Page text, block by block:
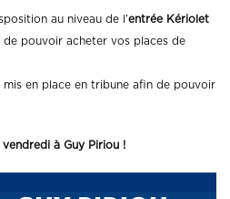
au niveau de l’entrée Kériolet
pouvoir acheter vos places de
mis en place en tribune afin de pouvoir
vendredi à Guy Piriou !